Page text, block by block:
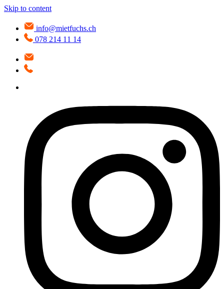
Skip to content
info@mietfuchs.ch
078 214 11 14